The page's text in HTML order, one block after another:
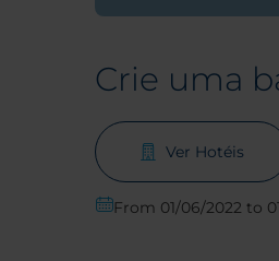
Crie uma
Ver Hotéis
From 01/06/2022 to